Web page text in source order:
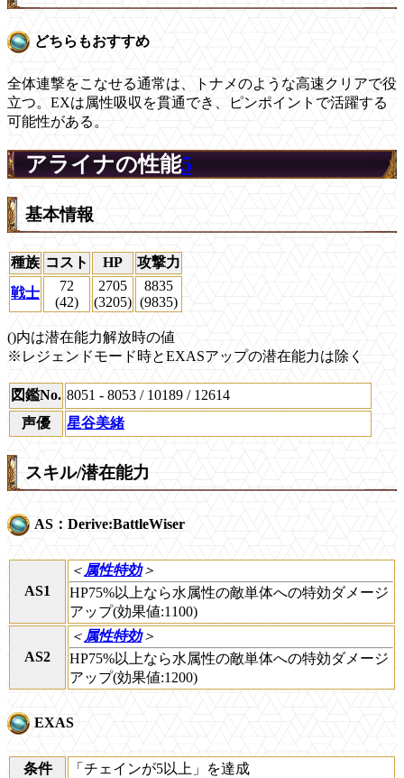
どちらもおすすめ
全体連撃をこなせる通常は、トナメのような高速クリアで役
立つ。EXは属性吸収を貫通でき、ピンポイントで活躍する
可能性がある。
アライナの性能5
基本情報
種族 コスト HP
攻撃力
戦士
72
(42)
2705
(3205)
8835
(9835)
()内は潜在能力解放時の値
※レジェンドモード時とEXASアップの潜在能力は除く
図鑑No. 8051 - 8053 / 10189 / 12614
声優
星谷美緒
スキル/潜在能力
AS：Derive:BattleWiser
AS1
＜ 属性特効＞
HP75%以上なら水属性の敵単体への特効ダメージ
アップ(効果値:1100)
AS2
＜ 属性特効＞
HP75%以上なら水属性の敵単体への特効ダメージ
アップ(効果値:1200)
EXAS
条件 「チェインが5以上」を達成